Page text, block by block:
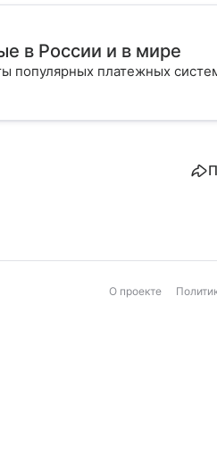
в России и в мире
популярных платежных
О проекте